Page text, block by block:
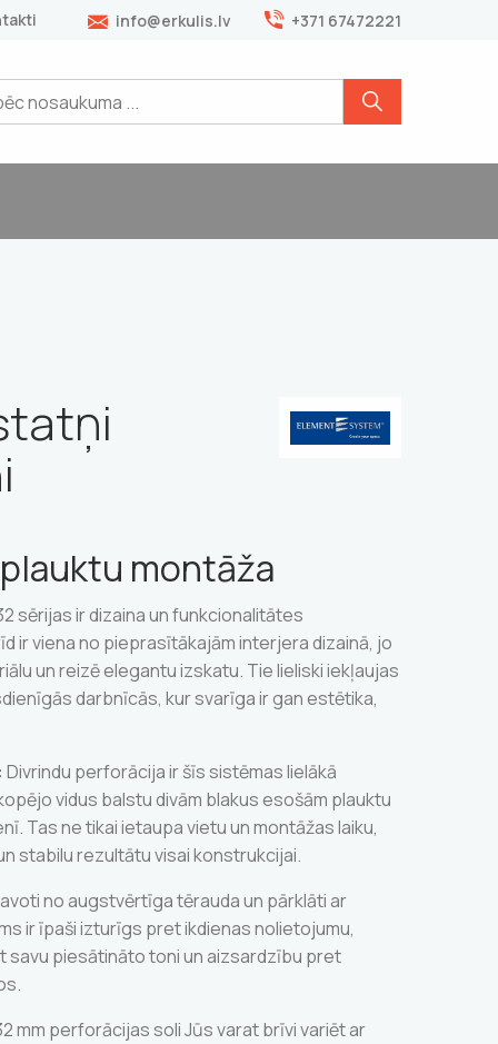
info@erkulis.lv +371 67472221
montāža
sērijas ir dizaina un funkcionalitātes
ir viena no pieprasītākajām interjera dizainā, jo
un reizē elegantu izskatu. Tie lieliski iekļaujas
darbnīcās, kur svarīga ir gan estētika,
Divrindu perforācija ir šīs sistēmas lielākā
vidus balstu divām blakus esošām plauktu
Tas ne tikai ietaupa vietu un montāžas laiku,
stabilu rezultātu visai konstrukcijai.
no augstvērtīga tērauda un pārklāti ar
ir īpaši izturīgs pret ikdienas nolietojumu,
savu piesātināto toni un aizsardzību pret
mm perforācijas soli Jūs varat brīvi variēt ar